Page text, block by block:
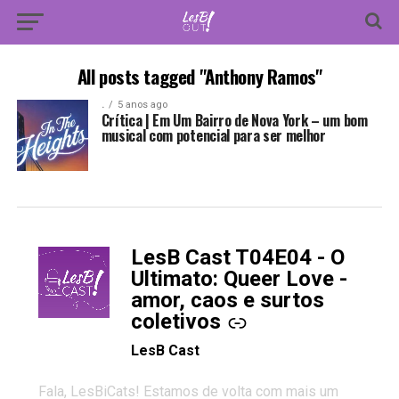
All posts tagged "Anthony Ramos"
. 5 anos ago
Crítica | Em Um Bairro de Nova York – um bom
musical com potencial para ser melhor
LesB Cast T04E04 - O
Ultimato: Queer Love -
amor, caos e surtos
coletivos
-
LesB Cast
Fala, LesBiCats! Estamos de volta com mais um